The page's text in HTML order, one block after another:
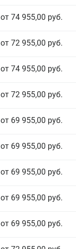
от 74 955,00 руб.
от 72 955,00 руб.
от 74 955,00 руб.
от 72 955,00 руб.
от 69 955,00 руб.
от 69 955,00 руб.
от 69 955,00 руб.
от 69 955,00 руб.
от 69 955,00 руб.